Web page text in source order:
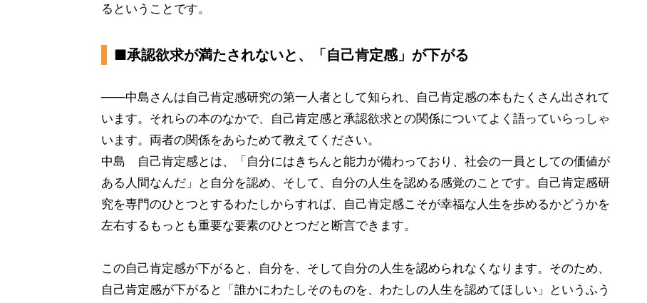
るということです。
■承認欲求が満たされないと、「自己肯定感」が下がる
——中島さんは自己肯定感研究の第一人者として知られ、自己肯定感の本もたくさん出されて
います。それらの本のなかで、自己肯定感と承認欲求との関係についてよく語っていらっしゃ
います。両者の関係をあらためて教えてください。
中島 自己肯定感とは、「自分にはきちんと能力が備わっており、社会の一員としての価値が
ある人間なんだ」と自分を認め、そして、自分の人生を認める感覚のことです。自己肯定感研
究を専門のひとつとするわたしからすれば、自己肯定感こそが幸福な人生を歩めるかどうかを
左右するもっとも重要な要素のひとつだと断言できます。
この自己肯定感が下がると、自分を、そして自分の人生を認められなくなります。そのため、
自己肯定感が下がると「誰かにわたしそのものを、わたしの人生を認めてほしい」というふう